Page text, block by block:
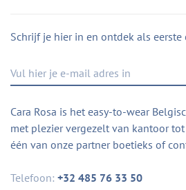
Schrijf je hier in en ontdek als
Cara Rosa is het easy-to-wear
met plezier vergezelt van kantoor
één van onze partner boetieks of
Telefoon: +32 485 76 33 50